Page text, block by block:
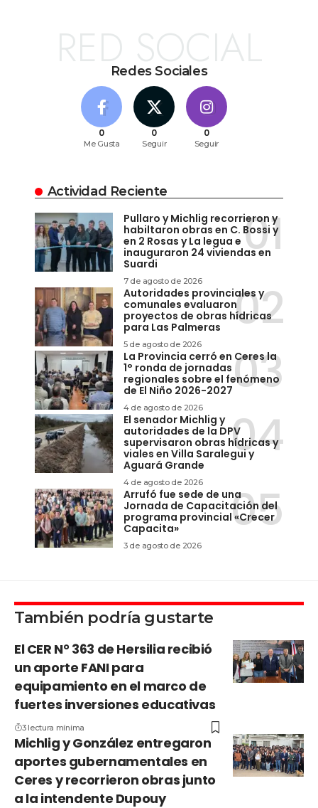
Redes Sociales
RED SOCIAL
0
Me Gusta
0
Seguir
0
Seguir
Actividad Reciente
Pullaro y Michlig recorrieron y
habiltaron obras en C. Bossi y
en 2 Rosas y La legua e
inauguraron 24 viviendas en
Suardi
7 de agosto de 2026
Autoridades provinciales y
comunales evaluaron
proyectos de obras hídricas
para Las Palmeras
5 de agosto de 2026
La Provincia cerró en Ceres la
1° ronda de jornadas
regionales sobre el fenómeno
de El Niño 2026-2027
4 de agosto de 2026
El senador Michlig y
autoridades de la DPV
supervisaron obras hídricas y
viales en Villa Saralegui y
Aguará Grande
4 de agosto de 2026
Arrufó fue sede de una
Jornada de Capacitación del
programa provincial «Crecer
Capacita»
3 de agosto de 2026
También podría gustarte
El CER N° 363 de Hersilia recibió
un aporte FANI para
equipamiento en el marco de
fuertes inversiones educativas
3 lectura mínima
Michlig y González entregaron
aportes gubernamentales en
Ceres y recorrieron obras junto
a la intendente Dupouy